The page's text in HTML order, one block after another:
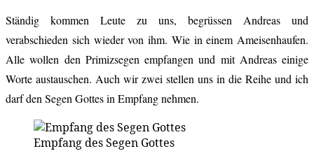
Ständig kommen Leute zu uns, begrüssen Andreas und
verabschieden sich wieder von ihm. Wie in einem Ameisenhaufen.
Alle wollen den Primizsegen empfangen und mit Andreas einige
Worte austauschen. Auch wir zwei stellen uns in die Reihe und ich
darf den Segen Gottes in Empfang nehmen.
Empfang des Segen Gottes